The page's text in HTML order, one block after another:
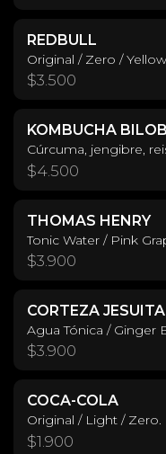
REDBULL
Original / Zero / Yellow
$3.500
KOMBUCHA
Cúrcuma, jengibre,
$4.500
THOMAS HENRY
Tonic Water / Pink
$3.900
CORTEZA JESUITA
Agua Tónica / Ginger
$3.900
COCA-COLA
Original / Light / Zero.
$1.900